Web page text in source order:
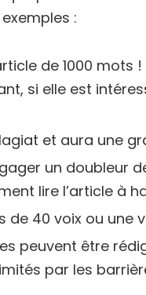
:
de 1000 mots
si elle est
et aura une
un doubleur
lire l’article à
de 40 voix ou une
peuvent être
par les